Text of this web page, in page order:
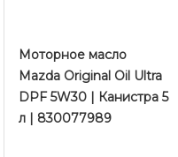
Моторное масло
Mazda Original Oil Ultra
DPF 5W30 | Канистра 5
л | 830077989